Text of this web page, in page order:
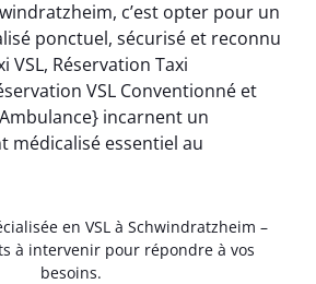
c’est opter pour un
ponctuel, sécurisé et reconnu
VSL, Réservation Taxi
VSL Conventionné et
incarnent un
médicalisé essentiel au
en VSL à Schwindratzheim –
à intervenir pour répondre à vos
besoins.